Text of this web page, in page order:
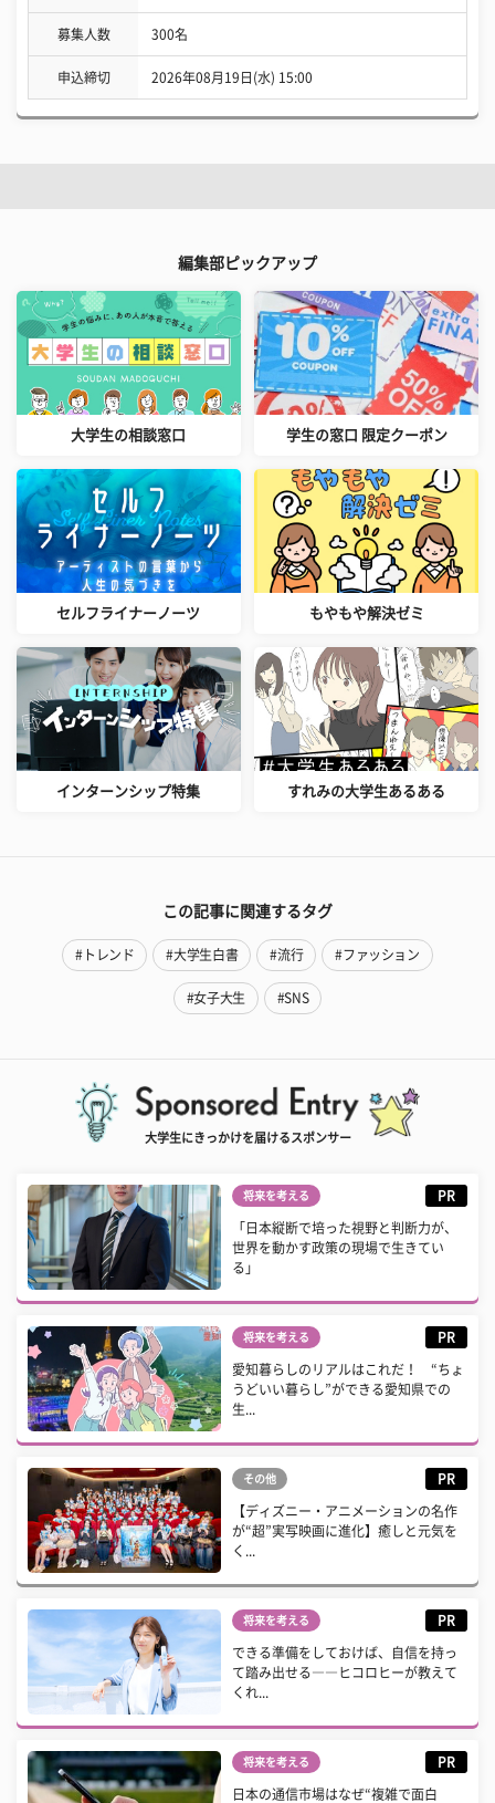
募集人数 300名
申込締切 2026年08月19日(水) 15:00
編集部ピックアップ
大学生の相談窓口 学生の窓口 限定クーポン
セルフライナーノーツ もやもや解決ゼミ
インターンシップ特集 すれみの大学生あるある
この記事に関連するタグ
#トレンド #大学生白書 #流行 #ファッション
#女子大生 #SNS
大学生にきっかけを届けるスポンサー
将来を考える PR
「日本縦断で培った視野と判断力が、
世界を動かす政策の現場で生きてい
る」
将来を考える PR
愛知暮らしのリアルはこれだ！ “ちょ
うどいい暮らし”ができる愛知県での
生...
その他 PR
【ディズニー・アニメーションの名作
が“超”実写映画に進化】癒しと元気を
く...
将来を考える PR
できる準備をしておけば、自信を持っ
て踏み出せる――ヒコロヒーが教えて
くれ...
将来を考える PR
日本の通信市場はなぜ“複雑で面白